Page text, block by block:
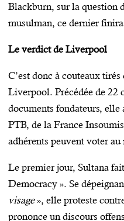
Blackburn, sur la question
musulman, ce dernier
Le verdict de Liverpool
C’est donc à couteaux
Liverpool. Précédée de 22
documents fondateurs, elle
PTB, de la France
adhérents peuvent voter
Le premier jour, Sultana
Democracy ». Se
visage», elle proteste
prononce un discours